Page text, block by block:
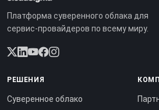
Платформа суверенного облака для
сервис-провайдеров по всему миру.
РЕШЕНИЯ
Суверенное облако